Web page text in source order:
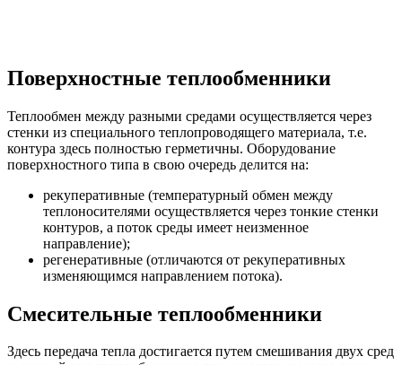
Поверхностные теплообменники
Теплообмен между разными средами осуществляется через
стенки из специального теплопроводящего материала, т.е.
контура здесь полностью герметичны. Оборудование
поверхностного типа в свою очередь делится на:
рекуперативные (температурный обмен между
теплоносителями осуществляется через тонкие стенки
контуров, а поток среды имеет неизменное
направление);
регенеративные (отличаются от рекуперативных
изменяющимся направлением потока).
Смесительные теплообменники
Здесь передача тепла достигается путем смешивания двух сред